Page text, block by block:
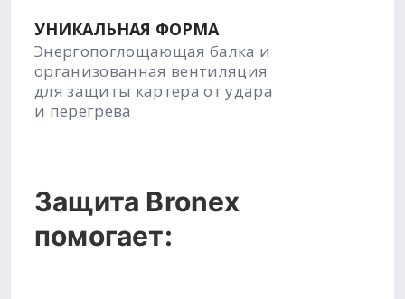
УНИКАЛЬНАЯ ФОРМА
Энергопоглощающая балка и
организованная вентиляция
для защиты картера от удара
и перегрева
Защита Bronex
помогает: